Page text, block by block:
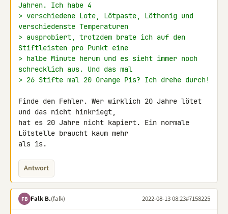
Jahren. Ich habe 4
> verschiedene Lote, Lötpaste, Löthonig und
verschiedenste Temperaturen
> ausprobiert, trotzdem brate ich auf den
Stiftleisten pro Punkt eine
> halbe Minute herum und es sieht immer noch
schrecklich aus. Und das mal
> 26 Stifte mal 20 Orange Pis? Ich drehe durch!
Finde den Fehler. Wer wirklich 20 Jahre lötet
und das nicht hinkriegt,
hat es 20 Jahre nicht kapiert. Ein normale
Lötstelle braucht kaum mehr
als 1s.
Antwort
FB Falk B.(falk) 2022-08-13 08:23#7158225